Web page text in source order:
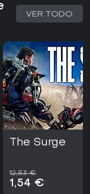
VER TODO
The Surge
12,83 €
1,54 €